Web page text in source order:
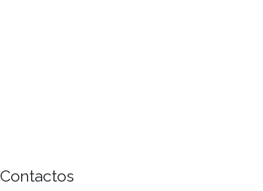
Contactos